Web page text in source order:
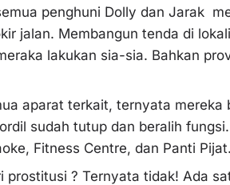
penghuni Dolly dan Jarak
jalan. Membangun tenda di
lakukan sia-sia. Bahkan
aparat terkait, ternyata mereka
sudah tutup dan beralih
Fitness Centre, dan Panti Pijat.
? Ternyata tidak! Ada